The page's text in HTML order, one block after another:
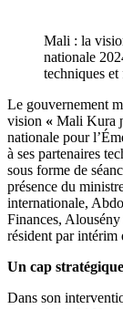
Mali : la
nationale
techniques
Le gouvernement
vision « Mali Kura
nationale pour
à ses partenaires
sous forme de
présence du
internationale,
Finances,
résident par intérim
Un cap
Dans son